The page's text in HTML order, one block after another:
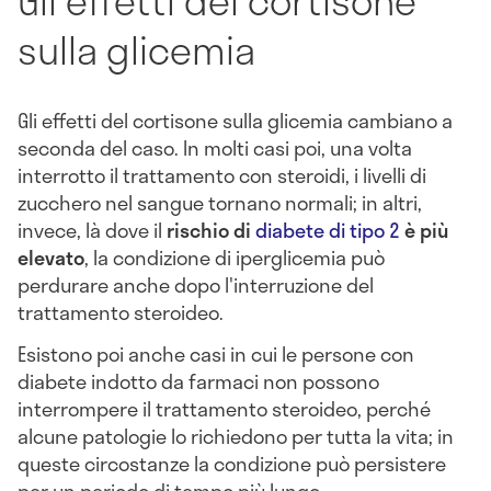
sulla glicemia
Gli effetti del cortisone sulla glicemia cambiano a
seconda del caso. In molti casi poi, una volta
interrotto il trattamento con steroidi, i livelli di
zucchero nel sangue tornano normali; in altri,
invece, là dove il rischio didiabete di tipo 2è più
elevato, la condizione di iperglicemia può
perdurare anche dopo l'interruzione del
trattamento steroideo.
Esistono poi anche casi in cui le persone con
diabete indotto da farmaci non possono
interrompere il trattamento steroideo, perché
alcune patologie lo richiedono per tutta la vita; in
queste circostanze la condizione può persistere